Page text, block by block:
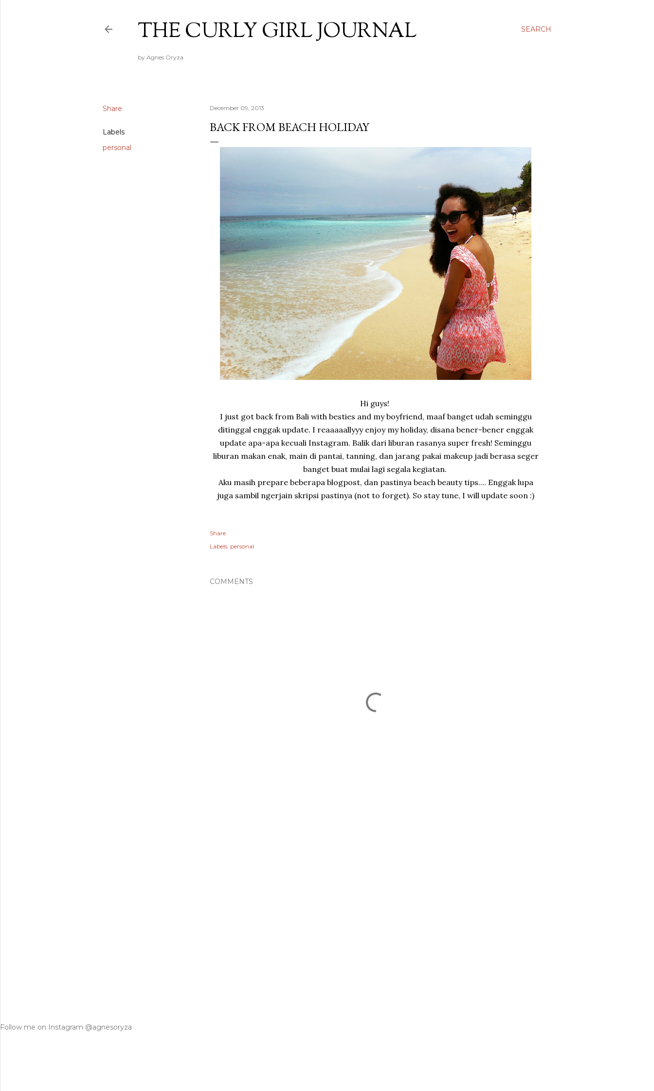
SEARCH
THE CURLY GIRL JOURNAL
by Agnes Oryza
Share
Labels
personal
December 09, 2013
BACK FROM BEACH HOLIDAY
Hi guys!
I just got back from Bali with besties and my boyfriend, maaf banget udah seminggu
ditinggal enggak update. I reaaaaallyyy enjoy my holiday, disana bener-bener enggak
update apa-apa kecuali Instagram. Balik dari liburan rasanya super fresh! Seminggu
liburan makan enak, main di pantai, tanning, dan jarang pakai makeup jadi berasa seger
banget buat mulai lagi segala kegiatan.
Aku masih prepare beberapa blogpost, dan pastinya beach beauty tips.... Enggak lupa
juga sambil ngerjain skripsi pastinya (not to forget). So stay tune, I will update soon :)
Share
Labels: personal
COMMENTS
Follow me on Instagram @agnesoryza